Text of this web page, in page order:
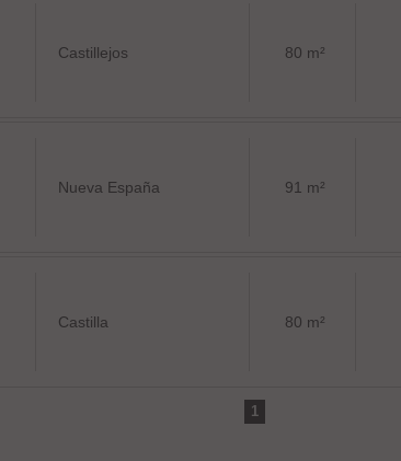
Castillejos 80 m²
Nueva España 91 m²
Castilla 80 m²
1